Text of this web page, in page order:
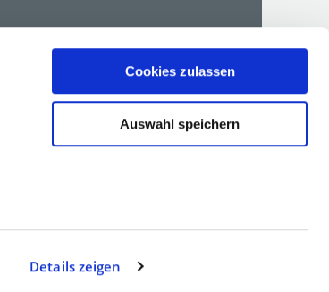
Details zeigen
Cookies zulassen
Auswahl speichern